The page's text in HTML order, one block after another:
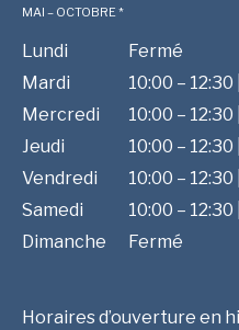
MAI – OCTOBRE *
Lundi
Mardi
Mercredi
Jeudi
Vendredi
Samedi
Dimanche
Fermé
10:00 –
10:00 –
10:00 –
10:00 –
10:00 –
Fermé
Horaires d’ouverture en